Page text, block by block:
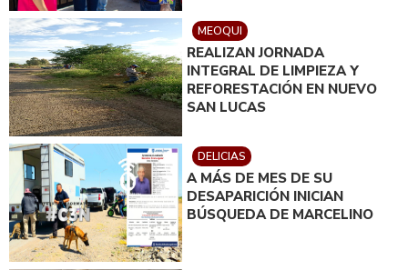
MEOQUI
REALIZAN JORNADA
INTEGRAL DE LIMPIEZA Y
REFORESTACIÓN EN NUEVO
SAN LUCAS
DELICIAS
A MÁS DE MES DE SU
DESAPARICIÓN INICIAN
BÚSQUEDA DE MARCELINO